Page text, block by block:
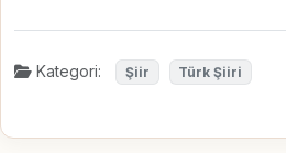
Kategori: Şiir Türk Şiiri